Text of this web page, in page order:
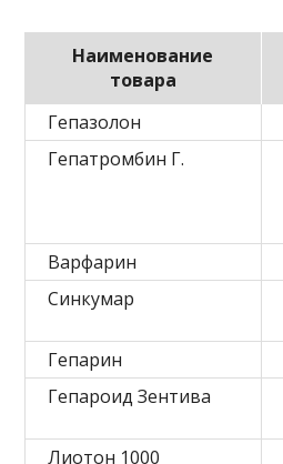
Наименование
товара
Гепазолон
Гепатромбин Г.
Варфарин
Синкумар
Гепарин
Гепароид Зентива
Лиотон 1000